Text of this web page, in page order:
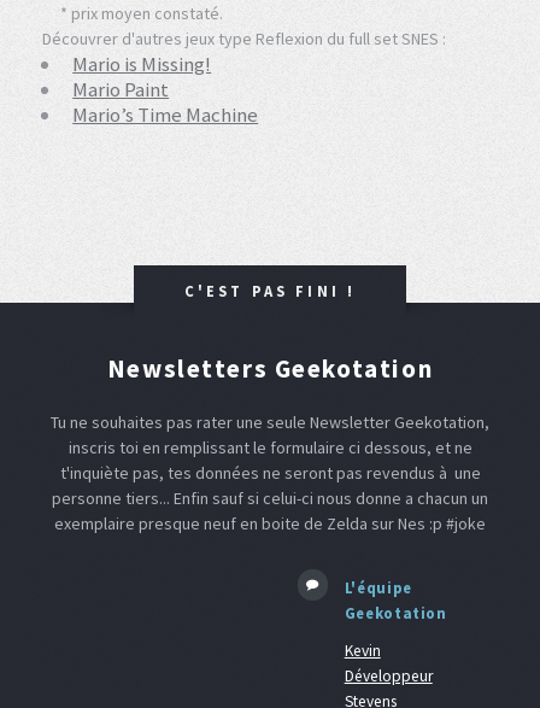
* prix moyen constaté.
Découvrer d'autres jeux type Reflexion du full set SNES :
Mario is Missing!
Mario Paint
Mario’s Time Machine
C'EST PAS FINI !
Newsletters Geekotation
Tu ne souhaites pas rater une seule Newsletter Geekotation,
inscris toi en remplissant le formulaire ci dessous, et ne
t'inquiète pas, tes données ne seront pas revendus à une
personne tiers... Enfin sauf si celui-ci nous donne a chacun un
exemplaire presque neuf en boite de Zelda sur Nes :p #joke
L'équipe
Geekotation
Kevin
Développeur
Stevens